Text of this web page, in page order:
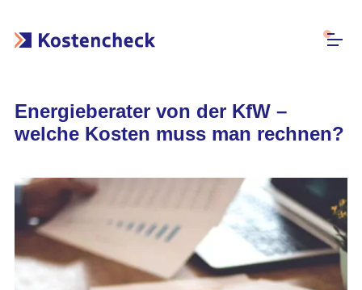
Energieberater von der KfW –
welche Kosten muss man rechnen?